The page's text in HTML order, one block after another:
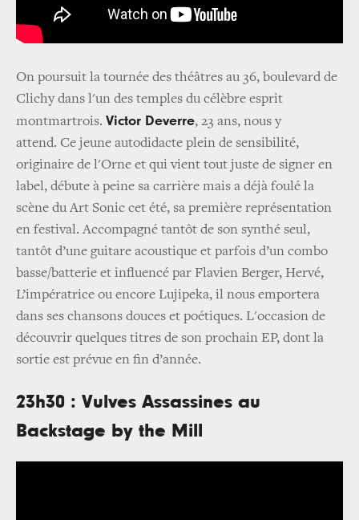
On poursuit la tournée des théâtres au 36, boulevard de
Clichy dans l'un des temples du célèbre esprit
montmartrois. Victor Deverre, 23 ans, nous y
attend. Ce jeune autodidacte plein de sensibilité,
originaire de l'Orne et qui vient tout juste de signer en
label, débute à peine sa carrière mais a déjà foulé la
scène du Art Sonic cet été, sa première représentation
en festival. Accompagné tantôt de son synthé seul,
tantôt d’une guitare acoustique et parfois d’un combo
basse/batterie et influencé par Flavien Berger, Hervé,
L’impératrice ou encore Lujipeka, il nous emportera
dans ses chansons douces et poétiques. L'occasion de
découvrir quelques titres de son prochain EP, dont la
sortie est prévue en fin d’année.
23h30 : Vulves Assassines au
Backstage by the Mill